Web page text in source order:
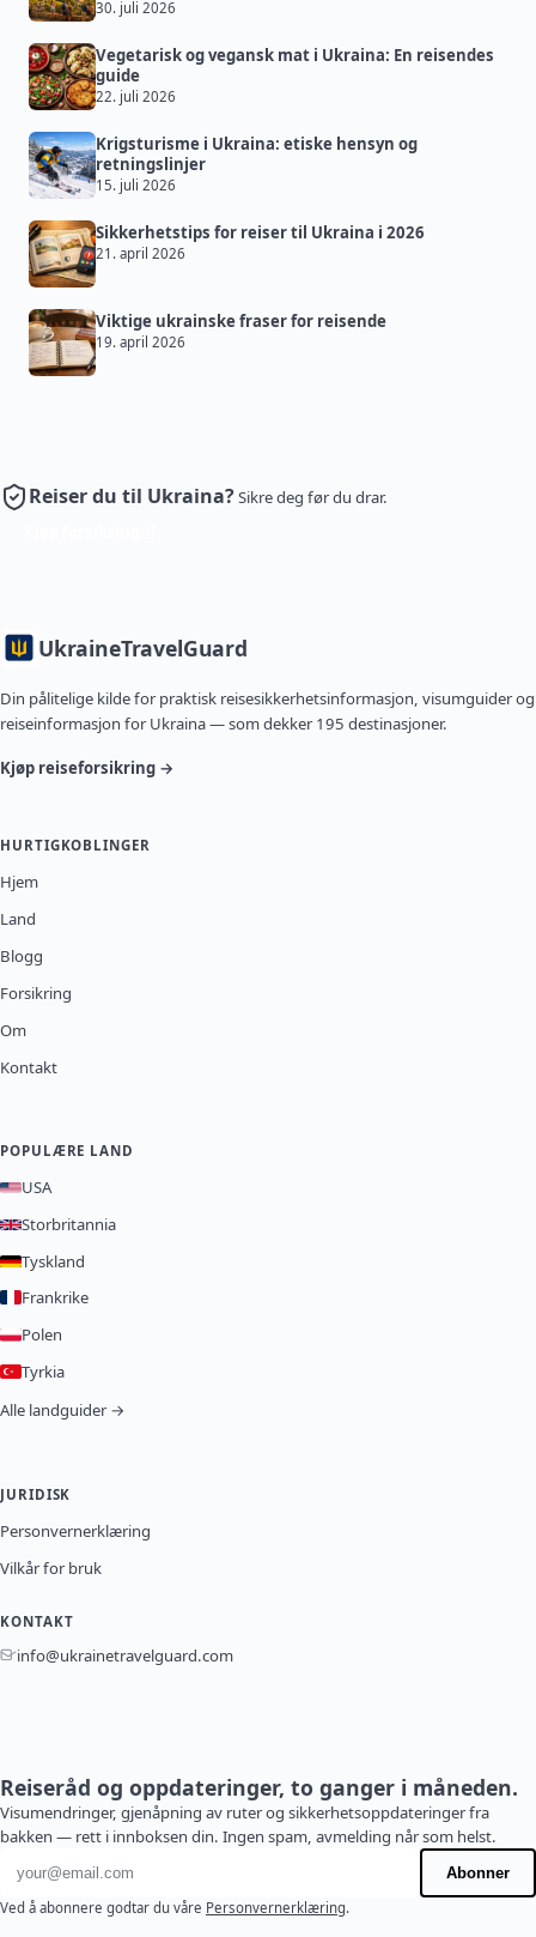
30. juli 2026
Vegetarisk og vegansk mat i Ukraina: En reisendes
guide
22. juli 2026
Krigsturisme i Ukraina: etiske hensyn og
retningslinjer
15. juli 2026
Sikkerhetstips for reiser til Ukraina i 2026
21. april 2026
Viktige ukrainske fraser for reisende
19. april 2026
Reiser du til Ukraina?Sikre deg før du drar.
UkraineTravelGuard
Din pålitelige kilde for praktisk reisesikkerhetsinformasjon, visumguider og
reiseinformasjon for Ukraina — som dekker 195 destinasjoner.
Kjøp reiseforsikring →
HURTIGKOBLINGER
Hjem
Land
Blogg
Forsikring
Om
Kontakt
POPULÆRE LAND
USA
Storbritannia
Tyskland
Frankrike
Polen
Tyrkia
Alle landguider →
JURIDISK
Personvernerklæring
Vilkår for bruk
KONTAKT
info@ukrainetravelguard.com
Reiseråd og oppdateringer, to ganger i måneden.
Visumendringer, gjenåpning av ruter og sikkerhetsoppdateringer fra
bakken — rett i innboksen din. Ingen spam, avmelding når som helst.
E-postadresse
Abonner
Ved å abonnere godtar du våre Personvernerklæring.